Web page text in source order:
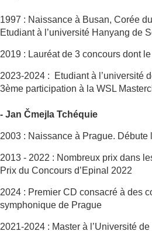
1997 : Naissance à Busan, Corée
Etudiant à l’université Hanyang de
2019 : Lauréat de 3 concours dont
2023-2024 : Etudiant à l’université
3ème participation à la WSL
- Jan Čmejla Tchéquie
2003 : Naissance à Prague. Débute
2013 - 2022 : Nombreux prix dans
Prix du Concours d’Epinal 2022
2024 : Premier CD consacré à des
symphonique de Prague
2021-2024 : Master à l’Université